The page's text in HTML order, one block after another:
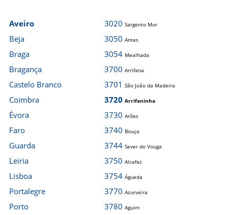
Aveiro
Beja
Braga
Bragança
Castelo Branco
Coimbra
Évora
Faro
Guarda
Leiria
Lisboa
Portalegre
Porto
3020 Sargento Mor
3050 Antes
3054 Mealhada
3700 Arrifana
3701 São João da Madeira
3720 Arrifaninha
3730 Arões
3740 Bouça
3744 Sever do Vouga
3750 Alcafaz
3754 Águeda
3770 Azurveira
3780 Aguim